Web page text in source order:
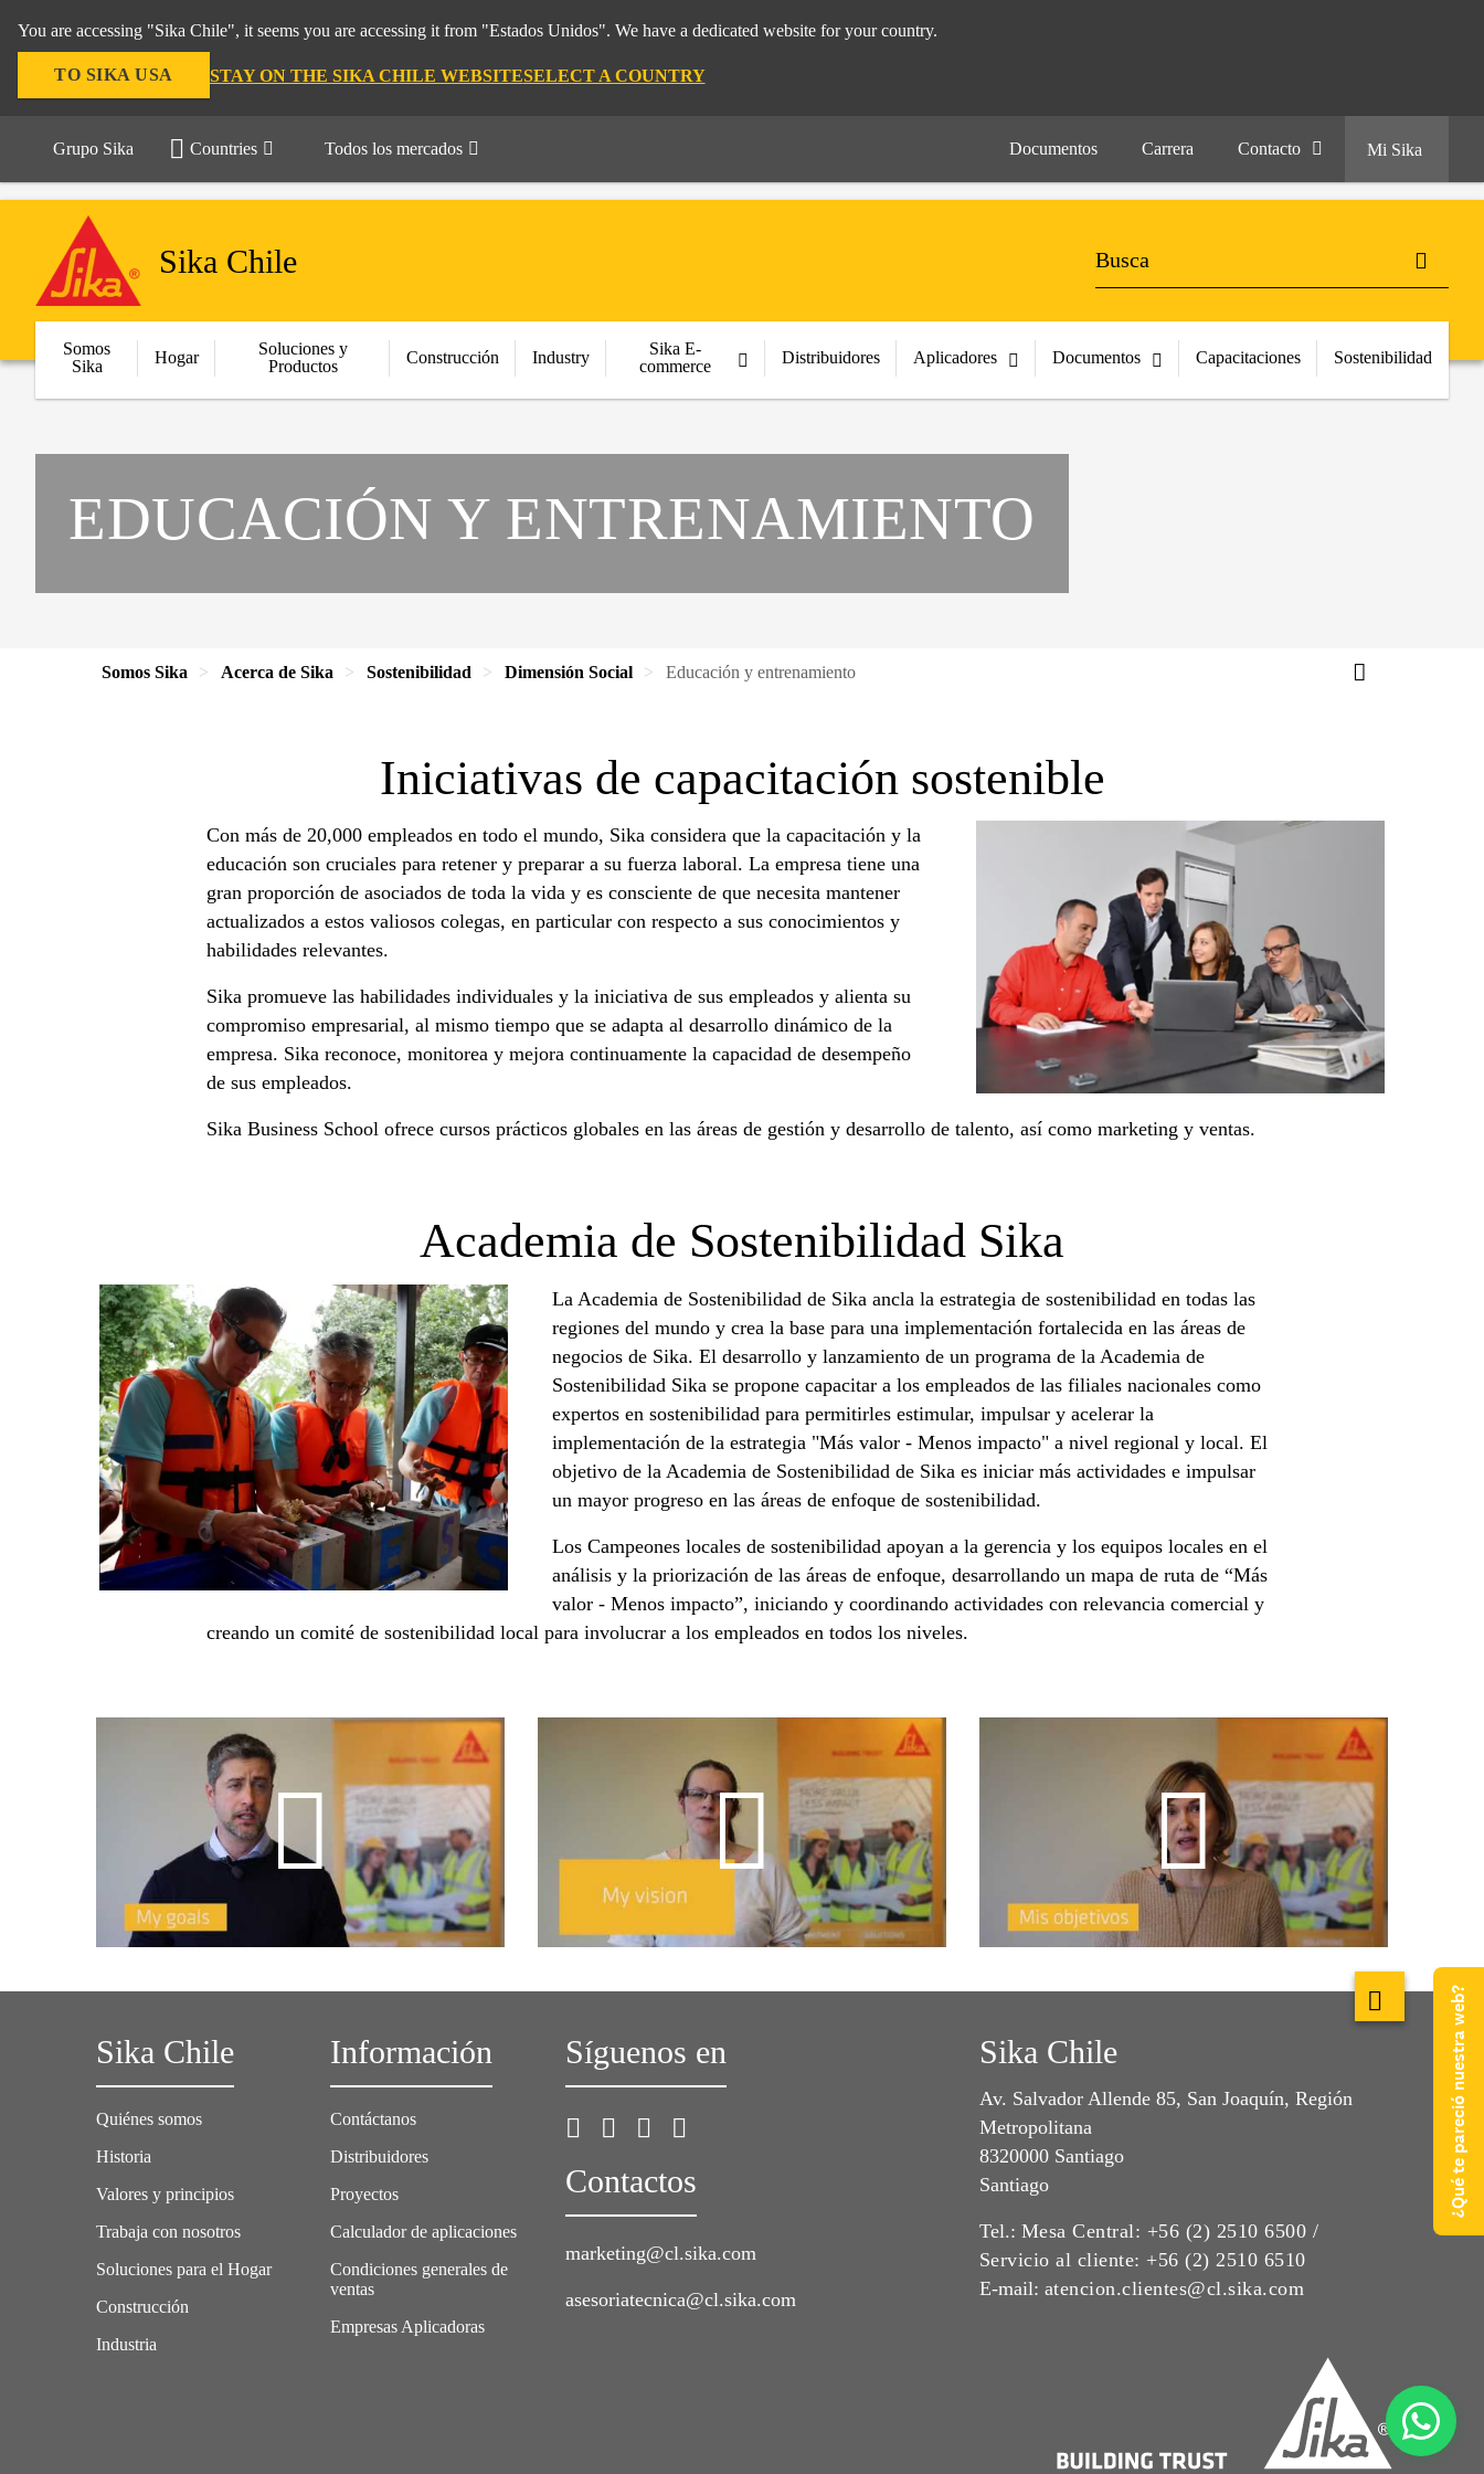
You are accessing "Sika Chile", it seems you are accessing it from "Estados Unidos". We have a dedicated website for your country.
TO SIKA USA STAY ON THE SIKA CHILE WEBSITESELECT A COUNTRY
Grupo Sika Countries Todos los mercados Documentos Carrera Contacto Mi Sika
Sika Chile
Somos
Sika
Hogar
Soluciones y
Productos
Construcción Industry
Sika E-
commerce
Distribuidores Aplicadores Documentos Capacitaciones Sostenibilidad
EDUCACIÓN Y ENTRENAMIENTO
Somos Sika Acerca de Sika Sostenibilidad Dimensión Social Educación y entrenamiento
Iniciativas de capacitación sostenible
Con más de 20,000 empleados en todo el mundo, Sika considera que la capacitación y la
educación son cruciales para retener y preparar a su fuerza laboral. La empresa tiene una
gran proporción de asociados de toda la vida y es consciente de que necesita mantener
actualizados a estos valiosos colegas, en particular con respecto a sus conocimientos y
habilidades relevantes.
Sika promueve las habilidades individuales y la iniciativa de sus empleados y alienta su
compromiso empresarial, al mismo tiempo que se adapta al desarrollo dinámico de la
empresa. Sika reconoce, monitorea y mejora continuamente la capacidad de desempeño
de sus empleados.
Sika Business School ofrece cursos prácticos globales en las áreas de gestión y desarrollo de talento, así como marketing y ventas.
Academia de Sostenibilidad Sika
La Academia de Sostenibilidad de Sika ancla la estrategia de sostenibilidad en todas las
regiones del mundo y crea la base para una implementación fortalecida en las áreas de
negocios de Sika. El desarrollo y lanzamiento de un programa de la Academia de
Sostenibilidad Sika se propone capacitar a los empleados de las filiales nacionales como
expertos en sostenibilidad para permitirles estimular, impulsar y acelerar la
implementación de la estrategia "Más valor - Menos impacto" a nivel regional y local. El
objetivo de la Academia de Sostenibilidad de Sika es iniciar más actividades e impulsar
un mayor progreso en las áreas de enfoque de sostenibilidad.
Los Campeones locales de sostenibilidad apoyan a la gerencia y los equipos locales en el
análisis y la priorización de las áreas de enfoque, desarrollando un mapa de ruta de “Más
valor - Menos impacto”, iniciando y coordinando actividades con relevancia comercial y
creando un comité de sostenibilidad local para involucrar a los empleados en todos los niveles.
Sika Chile
Quiénes somos
Historia
Valores y principios
Trabaja con nosotros
Soluciones para el Hogar
Construcción
Industria
Información
Contáctanos
Distribuidores
Proyectos
Calculador de aplicaciones
Condiciones generales de
ventas
Empresas Aplicadoras
Síguenos en
Contactos
marketing@cl.sika.com
asesoriatecnica@cl.sika.com
Sika Chile
Av. Salvador Allende 85, San Joaquín, Región
Metropolitana
8320000 Santiago
Santiago
Tel.: Mesa Central: +56 (2) 2510 6500 /
Servicio al cliente: +56 (2) 2510 6510
E-mail: atencion.clientes@cl.sika.com
¿Qué te pareció nuestra web?